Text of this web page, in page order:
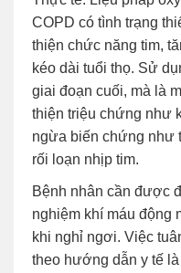
COPD có tình trạng
thiện chức năng tim,
kéo dài tuổi thọ. Sử
giai đoạn cuối, mà là
thiện triệu chứng như
ngừa biến chứng như
rối loạn nhịp tim.
Bệnh nhân cần được
nghiệm khí máu động
khi nghỉ ngơi. Việc
theo hướng dẫn y tế